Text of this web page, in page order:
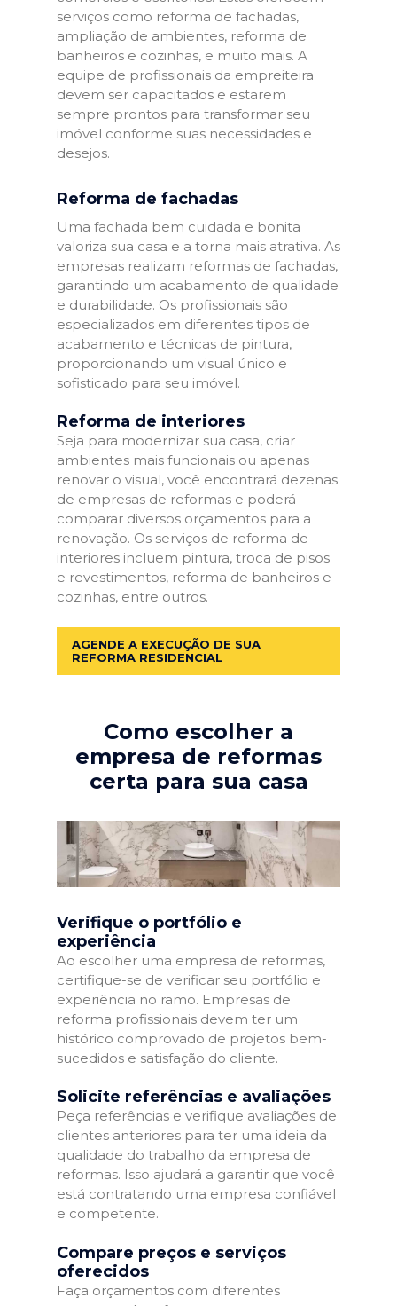
serviços como reforma de fachadas,
ampliação de ambientes, reforma de
banheiros e cozinhas, e muito mais. A
equipe de profissionais da empreiteira
devem ser capacitados e estarem
sempre prontos para transformar seu
imóvel conforme suas necessidades e
desejos.
Reforma de fachadas
Uma fachada bem cuidada e bonita
valoriza sua casa e a torna mais atrativa. As
empresas realizam reformas de fachadas,
garantindo um acabamento de qualidade
e durabilidade. Os profissionais são
especializados em diferentes tipos de
acabamento e técnicas de pintura,
proporcionando um visual único e
sofisticado para seu imóvel.
Reforma de interiores
Seja para modernizar sua casa, criar
ambientes mais funcionais ou apenas
renovar o visual, você encontrará dezenas
de empresas de reformas e poderá
comparar diversos orçamentos para a
renovação. Os serviços de reforma de
interiores incluem pintura, troca de pisos
e revestimentos, reforma de banheiros e
cozinhas, entre outros.
AGENDE A EXECUÇÃO DE SUA
REFORMA RESIDENCIAL
Como escolher a
empresa de reformas
certa para sua casa
Verifique o portfólio e
experiência
Ao escolher uma empresa de reformas,
certifique-se de verificar seu portfólio e
experiência no ramo. Empresas de
reforma profissionais devem ter um
histórico comprovado de projetos bem-
sucedidos e satisfação do cliente.
Solicite referências e avaliações
Peça referências e verifique avaliações de
clientes anteriores para ter uma ideia da
qualidade do trabalho da empresa de
reformas. Isso ajudará a garantir que você
está contratando uma empresa confiável
e competente.
Compare preços e serviços
oferecidos
Faça orçamentos com diferentes